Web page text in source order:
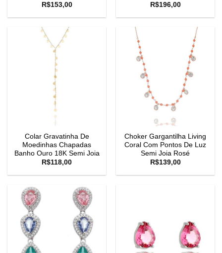
R$153,00 R$196,00
Colar Gravatinha De
Moedinhas Chapadas
Banho Ouro 18K Semi Joia
R$118,00
Choker Gargantilha Living
Coral Com Pontos De Luz
Semi Joia Rosé
R$139,00